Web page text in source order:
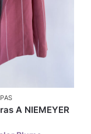
A NIEMEYER